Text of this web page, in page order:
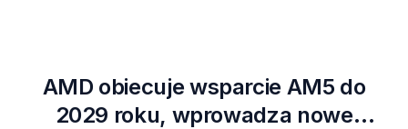
AMD obiecuje wsparcie AM5 do
2029 roku, wprowadza nowe